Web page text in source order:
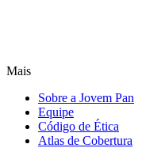
Mais
Sobre a Jovem Pan
Equipe
Código de Ética
Atlas de Cobertura